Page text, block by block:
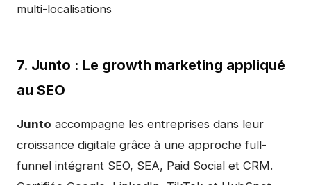
multi-localisations
7. Junto : Le growth marketing appliqué
au SEO
Junto accompagne les entreprises dans leur
croissance digitale grâce à une approche full-
funnel intégrant SEO, SEA, Paid Social et CRM.